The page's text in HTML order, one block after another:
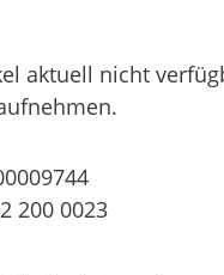
aktuell nicht
200 0023